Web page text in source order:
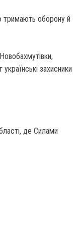
тримають оборону й
захисники
де Силами